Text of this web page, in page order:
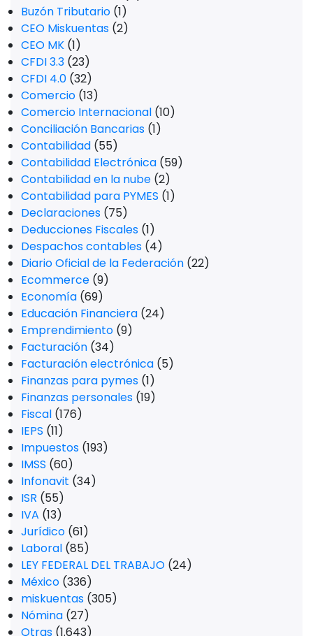
Buzón Tributario (1)
CEO Miskuentas (2)
CEO MK (1)
CFDI 3.3 (23)
CFDI 4.0 (32)
Comercio (13)
Comercio Internacional (10)
Conciliación Bancarias (1)
Contabilidad (55)
Contabilidad Electrónica (59)
Contabilidad en la nube (2)
Contabilidad para PYMES (1)
Declaraciones (75)
Deducciones Fiscales (1)
Despachos contables (4)
Diario Oficial de la Federación (22)
Ecommerce (9)
Economía (69)
Educación Financiera (24)
Emprendimiento (9)
Facturación (34)
Facturación electrónica (5)
Finanzas para pymes (1)
Finanzas personales (19)
Fiscal (176)
IEPS (11)
Impuestos (193)
IMSS (60)
Infonavit (34)
ISR (55)
IVA (13)
Jurídico (61)
Laboral (85)
LEY FEDERAL DEL TRABAJO (24)
México (336)
miskuentas (305)
Nómina (27)
Otras (1.643)